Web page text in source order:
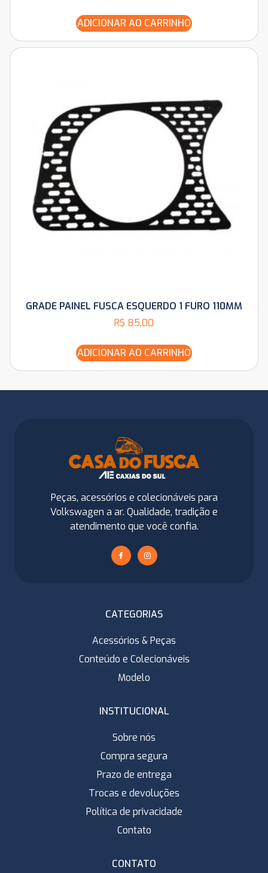
ADICIONAR AO CARRINHO
GRADE PAINEL FUSCA ESQUERDO 1 FURO 110MM
R$ 85,00
ADICIONAR AO CARRINHO
Peças, acessórios e colecionáveis para
Volkswagen a ar. Qualidade, tradição e
atendimento que você confia.
CATEGORIAS
Acessórios & Peças
Conteúdo e Colecionáveis
Modelo
INSTITUCIONAL
Sobre nós
Compra segura
Prazo de entrega
Trocas e devoluções
Política de privacidade
Contato
CONTATO